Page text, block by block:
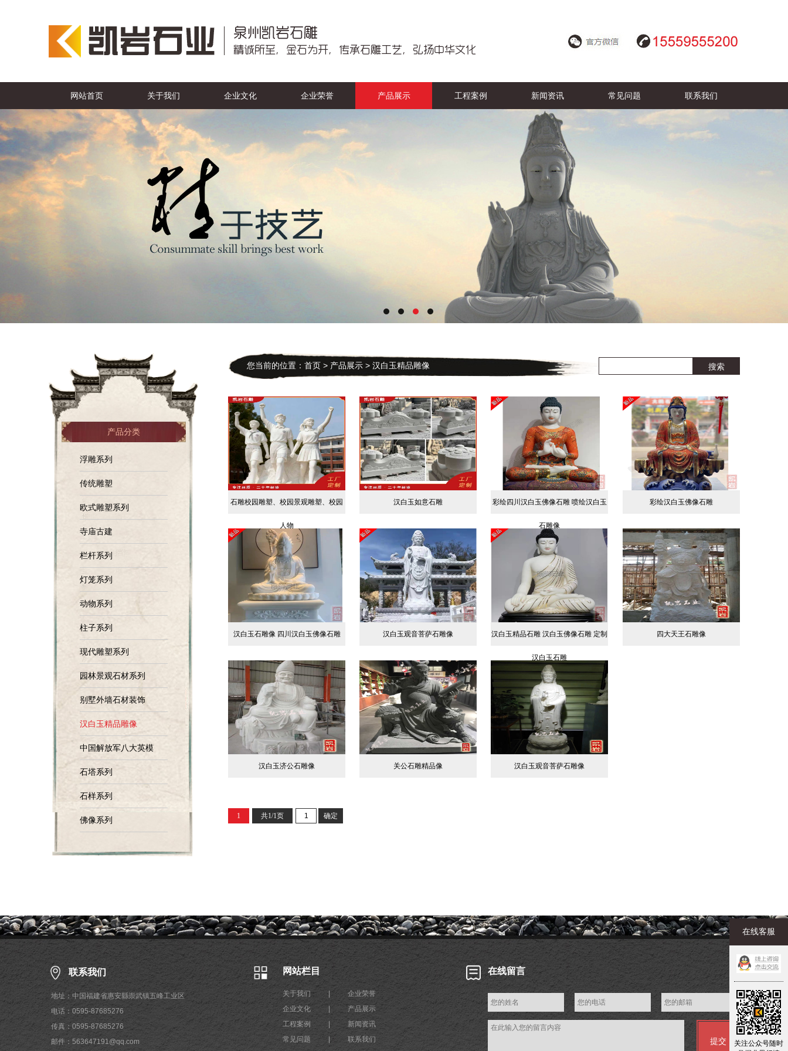
网站首页 关于我们 企业文化 企业荣誉 产品展示 工程案例 新闻资讯 常见问题 联系我们
产品分类
浮雕系列
传统雕塑
欧式雕塑系列
寺庙古建
栏杆系列
灯笼系列
动物系列
柱子系列
现代雕塑系列
园林景观石材系列
别墅外墙石材装饰
汉白玉精品雕像
中国解放军八大英模
石塔系列
石样系列
佛像系列
您当前的位置： 首页 > 产品展示 > 汉白玉精品雕像
石雕校园雕塑、校园景观雕塑、校园
人物
汉白玉如意石雕 彩绘四川汉白玉佛像石雕 喷绘汉白玉
石雕像
彩绘汉白玉佛像石雕
汉白玉石雕像 四川汉白玉佛像石雕 汉白玉观音菩萨石雕像 汉白玉精品石雕 汉白玉佛像石雕 定制
汉白玉石雕
四大天王石雕像
汉白玉济公石雕像 关公石雕精品像 汉白玉观音菩萨石雕像
1 共1/1页
联系我们
地址：中国福建省惠安縣崇武镇五峰工业区
电话：0595-87685276
传真：0595-87685276
邮件：563647191@qq.com
网站栏目
关于我们 | 企业荣誉
企业文化 | 产品展示
工程案例
新闻资讯
常见问题 | 联系我们
在线留言
在线客服
关注公众号随时